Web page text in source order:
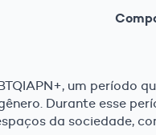
um período
Durante esse
da sociedade,